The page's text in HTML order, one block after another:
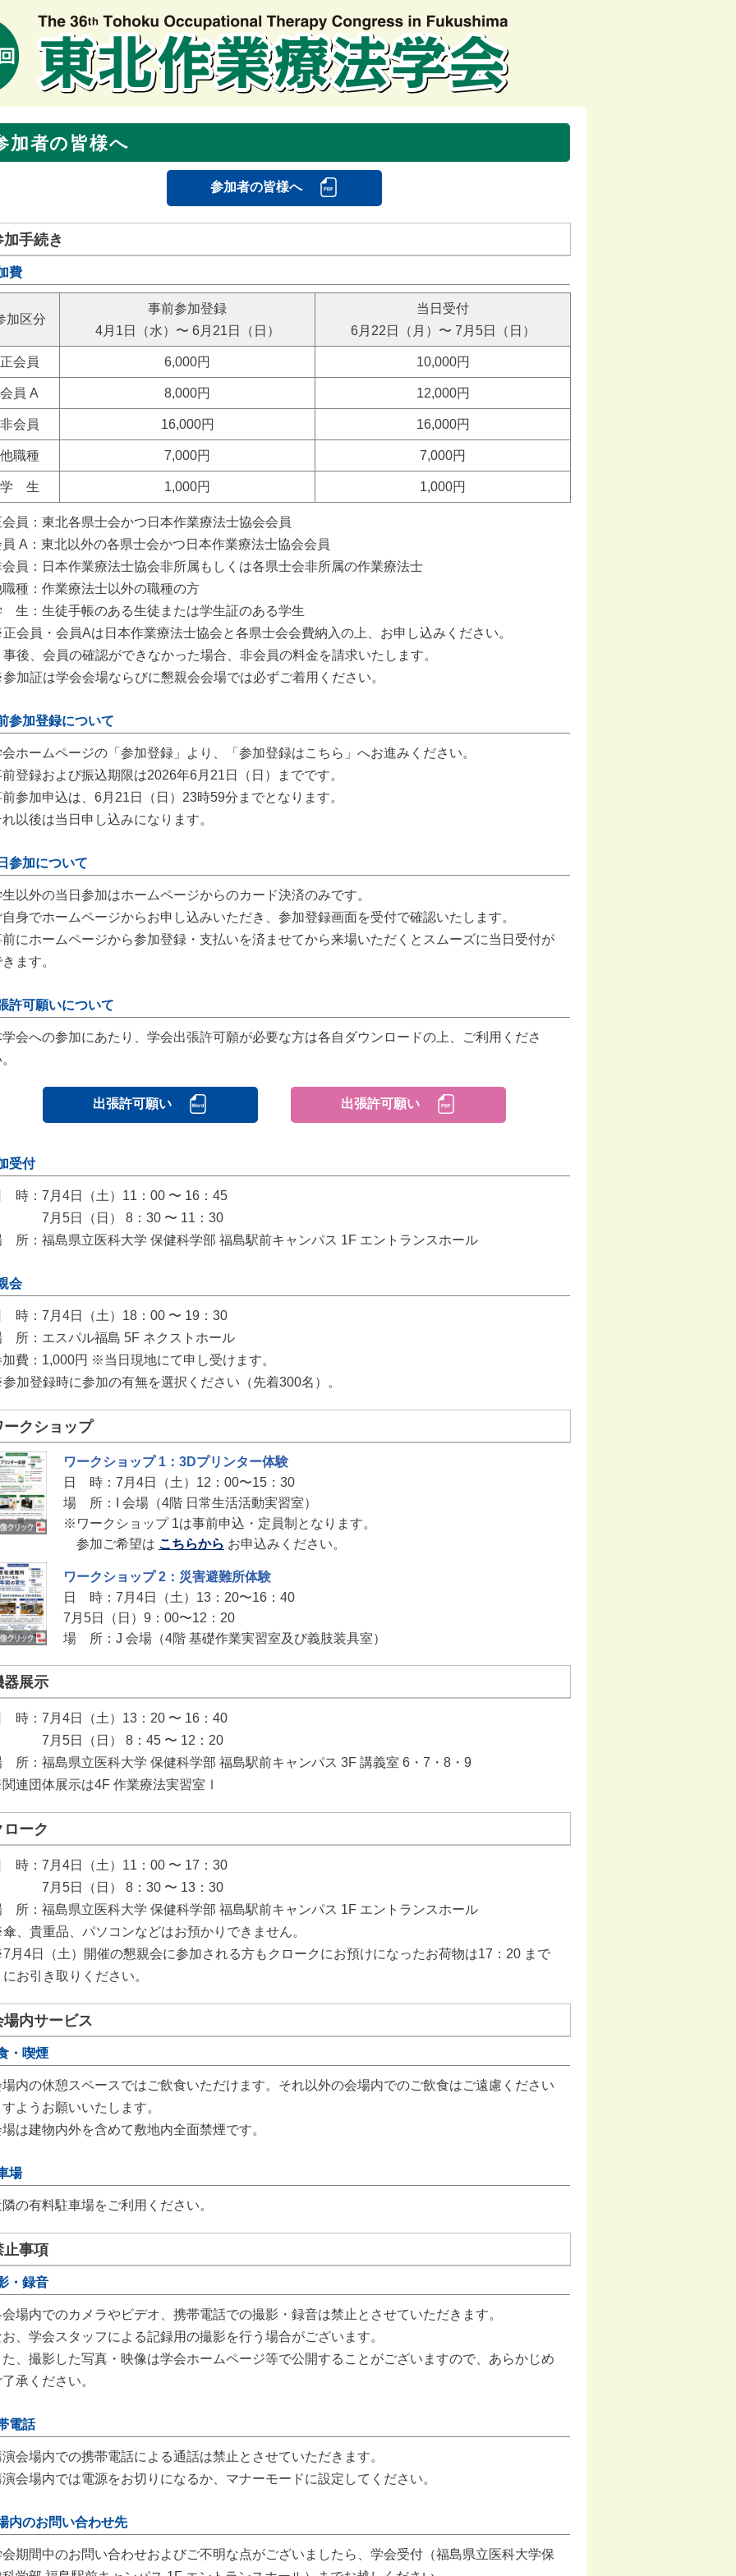
加者の皆様へ
参加者の皆様へ
加手続き
費
加区分
事前参加登録
4月1日（水）〜 6月21日（日）
当日受付
6月22日（月）〜 7月5日（日）
正会員 6,000円 10,000円
会員 A 8,000円 12,000円
非会員 16,000円 16,000円
他職種 7,000円 7,000円
学 生 1,000円 1,000円
会員：東北各県士会かつ日本作業療法士協会会員
員 A：東北以外の各県士会かつ日本作業療法士協会会員
会員：日本作業療法士協会非所属もしくは各県士会非所属の作業療法士
職種：作業療法士以外の職種の方
生：生徒手帳のある生徒または学生証のある学生
会員・会員Aは日本作業療法士協会と各県士会会費納入の上、お申し込みください。
事後、会員の確認ができなかった場合、非会員の料金を請求いたします。
加証は学会会場ならびに懇親会会場では必ずご着用ください。
参加登録について
ホームページの「参加登録」より、「参加登録はこちら」へお進みください。
登録および振込期限は2026年6月21日（日）までです。
参加申込は、6月21日（日）23時59分までとなります。
以後は当日申し込みになります。
参加について
以外の当日参加はホームページからのカード決済のみです。
身でホームページからお申し込みいただき、参加登録画面を受付で確認いたします。
前にホームページから参加登録・支払いを済ませてから来場いただくとスムーズに当日受付が
ます。
許可願いについて
学会への参加にあたり、学会出張許可願が必要な方は各自ダウンロードの上、ご利用くださ
出張許可願い 出張許可願い
受付
時：7月4日（土）11：00 〜 16：45
5日（日） 8：30 〜 11：30
所：福島県立医科大学 保健科学部 福島駅前キャンパス 1F エントランスホール
会
時：7月4日（土）18：00 〜 19：30
所：エスパル福島 5F ネクストホール
加費：1,000円 ※当日現地にて申し受けます。
加登録時に参加の有無を選択ください（先着300名）。
ークショップ
ワークショップ 1：3Dプリンター体験
日 時：7月4日（土）12：00〜15：30
場 所：I 会場（4階 日常生活活動実習室）
※ワークショップ 1は事前申込・定員制となります。
参加ご希望は こちらから お申込みください。
ワークショップ 2：災害避難所体験
日 時：7月4日（土）13：20〜16：40
7月5日（日）9：00〜12：20
場 所：J 会場（4階 基礎作業実習室及び義肢装具室）
器展示
時：7月4日（土）13：20 〜 16：40
5日（日） 8：45 〜 12：20
所：福島県立医科大学 保健科学部 福島駅前キャンパス 3F 講義室 6・7・8・9
連団体展示は4F 作業療法実習室Ⅰ
ローク
時：7月4日（土）11：00 〜 17：30
5日（日） 8：30 〜 13：30
所：福島県立医科大学 保健科学部 福島駅前キャンパス 1F エントランスホール
、貴重品、パソコンなどはお預かりできません。
月4日（土）開催の懇親会に参加される方もクロークにお預けになったお荷物は17：20 まで
にお引き取りください。
場内サービス
・喫煙
場内の休憩スペースではご飲食いただけます。それ以外の会場内でのご飲食はご遠慮ください
ようお願いいたします。
は建物内外を含めて敷地内全面禁煙です。
場
の有料駐車場をご利用ください。
止事項
・録音
場内でのカメラやビデオ、携帯電話での撮影・録音は禁止とさせていただきます。
、学会スタッフによる記録用の撮影を行う場合がございます。
た、撮影した写真・映像は学会ホームページ等で公開することがございますので、あらかじめ
承ください。
電話
会場内での携帯電話による通話は禁止とさせていただきます。
会場内では電源をお切りになるか、マナーモードに設定してください。
内のお問い合わせ先
会期間中のお問い合わせおよびご不明な点がございましたら、学会受付（福島県立医科大学保